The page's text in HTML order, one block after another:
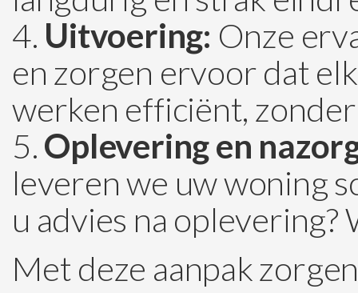
Uitvoering: Onze
en zorgen ervoor dat
werken efficiënt,
Oplevering en
leveren we uw woning
u advies na oplevering?
Met deze aanpak